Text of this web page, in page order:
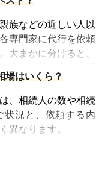
にある事務所であっ
可能です。
は、相続税申告に強
り、無料で一括見積
用ください。
た人の財産を配偶者
き継ぐ手続きのこと
言われるのは、その
ります。加えて役所
多いことから時間も
に任せればそういっ
ことができます。
族などの近しい人以
専門家に代行を依頼
大まかに分けると、
全般は司法書士、戸
・車などの名義変更
政書士、相続税申告
、相続人の間で争い
合は弁護士というよ
トです。
場はいくら？
、相続人の数や相続
状況と、依頼する内
異なります。
政書士に戸籍収集を